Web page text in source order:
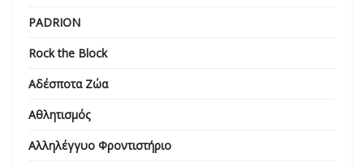
PADRION
Rock the Block
Αδέσποτα Ζώα
Αθλητισμός
Αλληλέγγυο Φροντιστήριο